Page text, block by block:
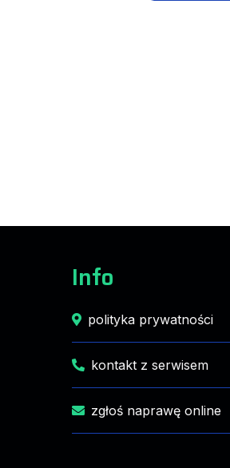
Info
polityka prywatności
kontakt z serwisem
zgłoś naprawę online